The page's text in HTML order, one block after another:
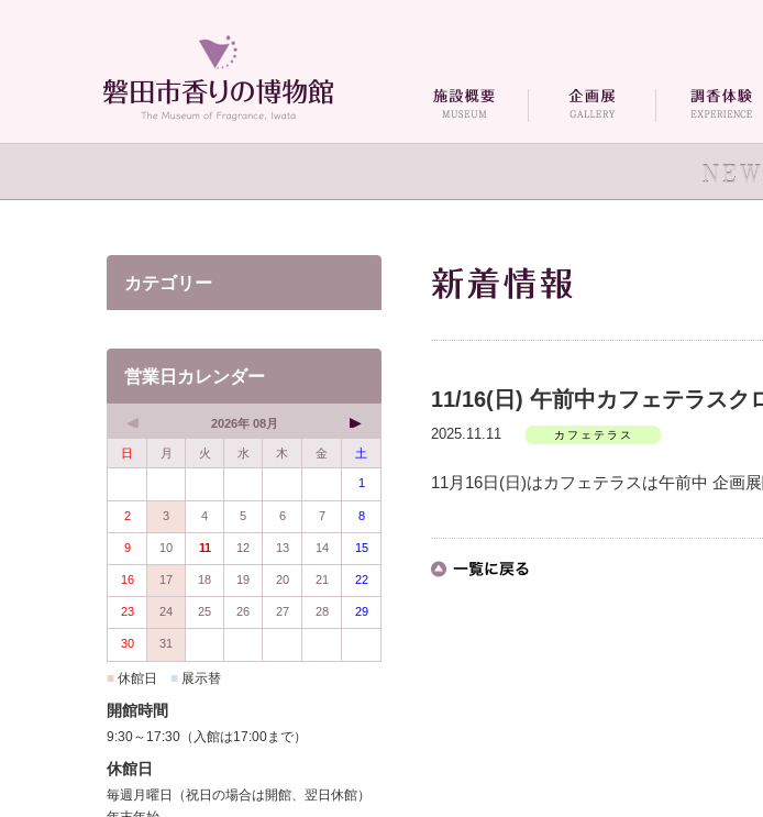
カテゴリー
11/16(日) 午前中カフェテラスク
2025.11.11 カフェテラス
11月16日(日)はカフェテラスは午前中 企画
営業日カレンダー
2026年 08月
日 月 火 水 木 金 土
1
2 3 4 5 6 7 8
9 10 11 12 13 14 15
16 17 18 19 20 21 22
23 24 25 26 27 28 29
30 31
■ 休館日 ■ 展示替
開館時間
9:30～17:30（入館は17:00まで）
休館日
毎週月曜日（祝日の場合は開館、翌日休館）